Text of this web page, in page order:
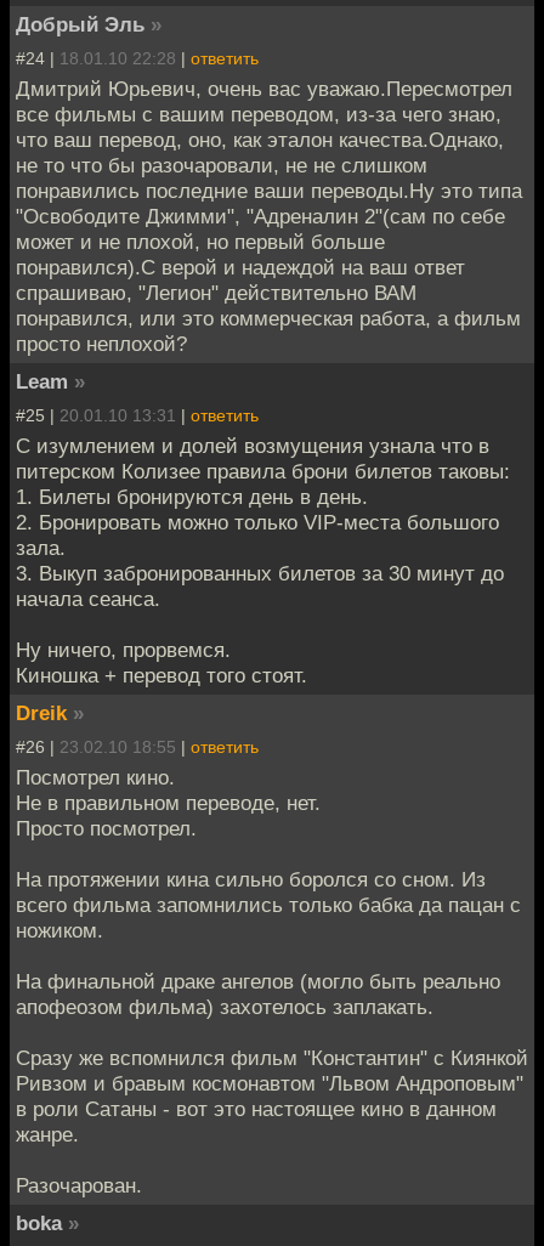
Добрый Эль »
#24 | 18.01.10 22:28 | ответить
Дмитрий Юрьевич, очень вас уважаю.Пересмотрел
все фильмы с вашим переводом, из-за чего знаю,
что ваш перевод, оно, как эталон качества.Однако,
не то что бы разочаровали, не не слишком
понравились последние ваши переводы.Ну это типа
"Освободите Джимми", "Адреналин 2"(сам по себе
может и не плохой, но первый больше
понравился).С верой и надеждой на ваш ответ
спрашиваю, "Легион" действительно ВАМ
понравился, или это коммерческая работа, а фильм
просто неплохой?
Leam »
#25 | 20.01.10 13:31 | ответить
С изумлением и долей возмущения узнала что в
питерском Колизее правила брони билетов таковы:
1. Билеты бронируются день в день.
2. Бронировать можно только VIP-места большого
зала.
3. Выкуп забронированных билетов за 30 минут до
начала сеанса.
Ну ничего, прорвемся.
Киношка + перевод того стоят.
Dreik »
#26 | 23.02.10 18:55 | ответить
Посмотрел кино.
Не в правильном переводе, нет.
Просто посмотрел.
На протяжении кина сильно боролся со сном. Из
всего фильма запомнились только бабка да пацан с
ножиком.
На финальной драке ангелов (могло быть реально
апофеозом фильма) захотелось заплакать.
Сразу же вспомнился фильм "Константин" с Киянкой
Ривзом и бравым космонавтом "Львом Андроповым"
в роли Сатаны - вот это настоящее кино в данном
жанре.
Разочарован.
boka »